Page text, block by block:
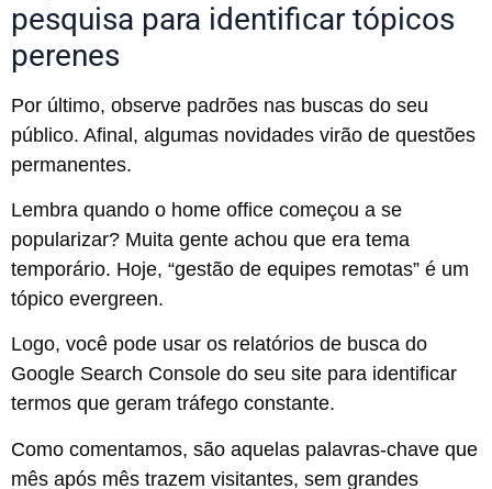
pesquisa para identificar tópicos
perenes
Por último, observe padrões nas buscas do seu
público. Afinal, algumas novidades virão de questões
permanentes.
Lembra quando o home office começou a se
popularizar? Muita gente achou que era tema
temporário. Hoje, “gestão de equipes remotas” é um
tópico evergreen.
Logo, você pode usar os relatórios de busca do
Google Search Console do seu site para identificar
termos que geram tráfego constante.
Como comentamos, são aquelas palavras-chave que
mês após mês trazem visitantes, sem grandes